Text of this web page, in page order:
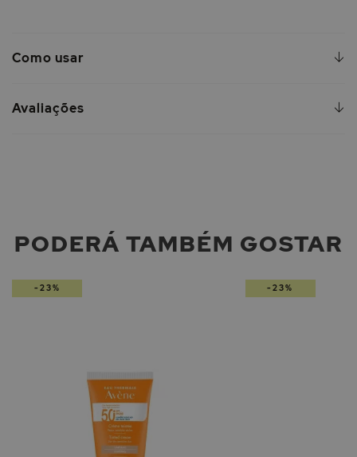
Como usar
Avaliações
PODERÁ TAMBÉM GOSTAR
-23% -23%